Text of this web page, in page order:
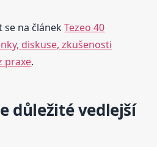
se na článekTezeo 40
diskuse, zkušenosti
praxe.
důležité vedlejší